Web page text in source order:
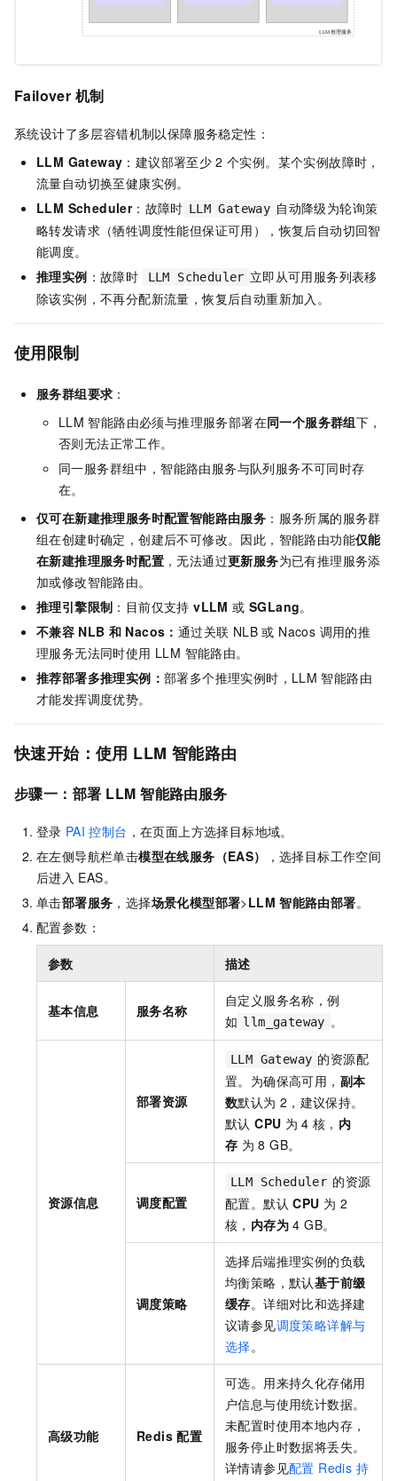
Failover 机制
系统设计了多层容错机制以保障服务稳定性：
LLM Gateway ：建议部署至少 2 个实例。某个实例故障时，
流量自动切换至健康实例。
LLM Scheduler：故障时 LLM Gateway 自动降级为轮询策
略转发请求（牺牲调度性能但保证可用），恢复后自动切回智
能调度。
推理实例 ：故障时 LLM Scheduler 立即从可用服务列表移
除该实例，不再分配新流量，恢复后自动重新加入。
使用限制
服务群组要求 ：
LLM 智能路由必须与推理服务部署在同一个服务群组下，
否则无法正常工作。
同一服务群组中，智能路由服务与队列服务不可同时存
在。
仅可在新建推理服务时配置智能路由服务 ：服务所属的服务群
组在创建时确定，创建后不可修改。因此，智能路由功能仅能
在新建推理服务时配置 ，无法通过更新服务为已有推理服务添
加或修改智能路由。
推理引擎限制 ：目前仅支持vLLM 或SGLang。
不兼容 NLB 和 Nacos： 通过关联 NLB 或 Nacos 调用的推
理服务无法同时使用 LLM 智能路由。
推荐部署多推理实例： 部署多个推理实例时，LLM 智能路由
才能发挥调度优势。
快速开始：使用 LLM 智能路由
步骤一：部署 LLM 智能路由服务
登录 PAI 控制台 ，在页面上方选择目标地域。
在左侧导航栏单击模型在线服务（EAS）
，选择目标工作空间
后进入 EAS。
单击部署服务 ，选择场景化模型部署>LLM 智能路由部署。
配置参数：
参数 描述
基本信息 服务名称
自定义服务名称，例
如 llm_gateway 。
资源信息
部署资源
LLM Gateway 的资源配
置。为确保高可用， 副本
数默认为 2，建议保持。
默认CPU 为 4 核， 内
存 为 8 GB。
调度配置
LLM Scheduler 的资源
配置。默认CPU 为 2
核， 内存为 4 GB。
调度策略
选择后端推理实例的负载
均衡策略，默认基于前缀
缓存。详细对比和选择建
议请参见调度策略详解与
选择。
高级功能 Redis 配置
可选。用来持久化存储用
户信息与使用统计数据。
未配置时使用本地内存，
服务停止时数据将丢失。
详情请参见配置 Redis 持